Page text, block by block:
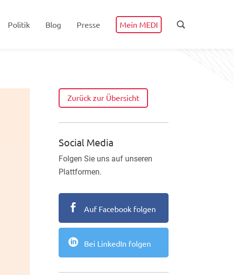
Politik Blog Presse Mein MEDI
Zurück zur Übersicht
Social Media
Folgen Sie uns auf unseren
Plattformen.
 Auf Facebook folgen
 Bei LinkedIn folgen